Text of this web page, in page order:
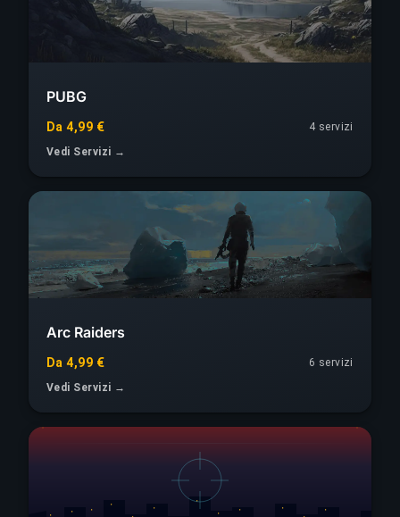
PUBG
Da 4,99 €
4 servizi
Vedi Servizi →
Arc Raiders
Da 4,99 €
6 servizi
Vedi Servizi →